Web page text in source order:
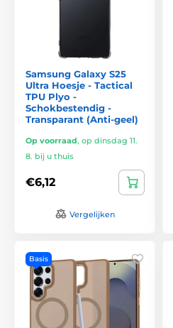
Samsung Galaxy S25
Ultra Hoesje - Tactical
TPU Plyo -
Schokbestendig -
Transparant (Anti-geel)
Op voorraad, op dinsdag 11.
8. bij u thuis
€6,12
Vergelijken
Basis